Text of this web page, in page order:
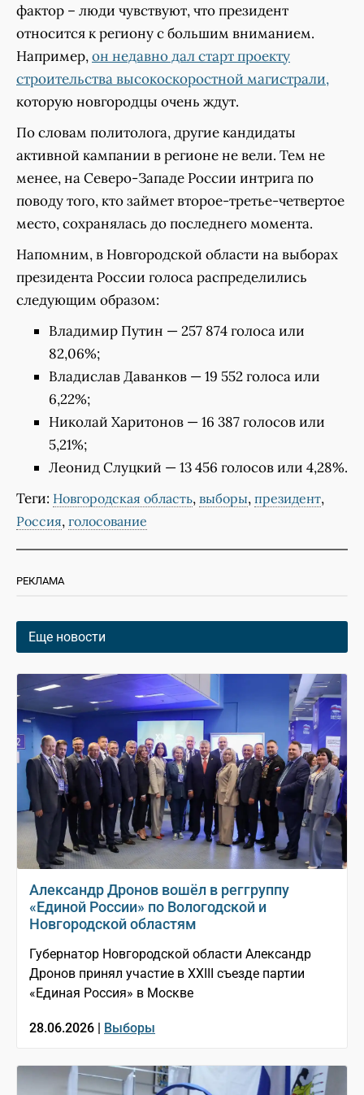
фактор – люди чувствуют, что президент
относится к региону с большим вниманием.
Например,он недавно дал старт проекту
строительства высокоскоростной магистрали,
которую новгородцы очень ждут.
По словам политолога, другие кандидаты
активной кампании в регионе не вели. Тем не
менее, на Северо-Западе России интрига по
поводу того, кто займет второе-третье-четвертое
место, сохранялась до последнего момента.
Напомним, в Новгородской области на выборах
президента России голоса распределились
следующим образом:
Владимир Путин — 257 874 голоса или
82,06%;
Владислав Даванков — 19 552 голоса или
6,22%;
Николай Харитонов — 16 387 голосов или
5,21%;
Леонид Слуцкий — 13 456 голосов или 4,28%.
Теги: Новгородская область, выборы, президент,
Россия, голосование
РЕКЛАМА
Еще новости
Александр Дронов вошёл в реггруппу
«Единой России» по Вологодской и
Новгородской областям
Губернатор Новгородской области Александр
Дронов принял участие в XXIII съезде партии
«Единая Россия» в Москве
28.06.2026 | Выборы